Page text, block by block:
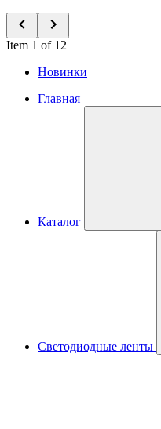
Item 1 of 12
Новинки
Главная
Каталог
Светодиодные ленты